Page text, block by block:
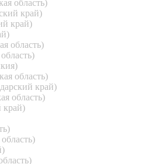
область)
край)
край)
область)
область)
край)
область)
край)